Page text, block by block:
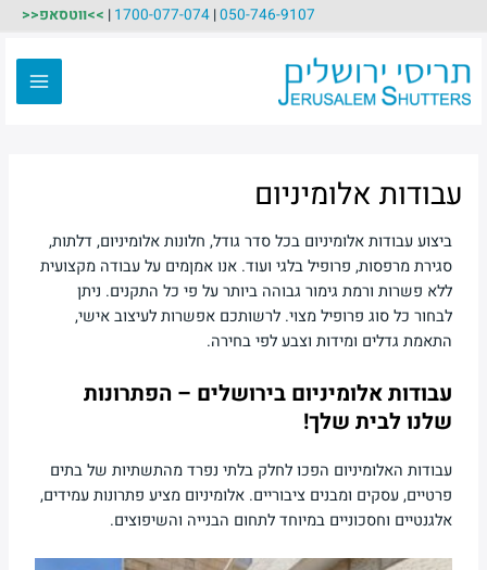
לתוכן
050-746-9107
|
1700-077-074
| >>ווטסאפ<<
עבודות אלומיניום
ביצוע עבודות אלומיניום בכל סדר גודל, חלונות אלומיניום, דלתות,
סגירת מרפסות, פרופיל בלגי ועוד. אנו אמןמים על עבודה מקצועית
ללא פשרות ורמת גימור גבוהה ביותר על פי כל התקנים. ניתן
לבחור כל סוג פרופיל מצוי. לרשותכם אפשרות לעיצוב אישי,
התאמת גדלים ומידות וצבע לפי בחירה.
עבודות אלומיניום בירושלים – הפתרונות
שלנו לבית שלך!
עבודות האלומיניום הפכו לחלק בלתי נפרד מהתשתיות של בתים
פרטיים, עסקים ומבנים ציבוריים. אלומיניום מציע פתרונות עמידים,
אלגנטיים וחסכוניים במיוחד לתחום הבנייה והשיפוצים.